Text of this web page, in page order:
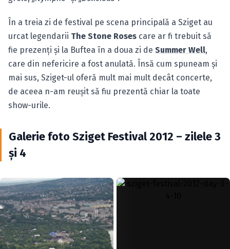
În a treia zi de festival pe scena principală a Sziget au
urcat legendarii The Stone Roses care ar fi trebuit să
fie prezenţi şi la Buftea în a doua zi de Summer Well,
care din nefericire a fost anulată. Însă cum spuneam şi
mai sus, Sziget-ul oferă mult mai mult decât concerte,
de aceea n-am reuşit să fiu prezentă chiar la toate
show-urile.
Galerie foto Sziget Festival 2012 – zilele 3
şi 4